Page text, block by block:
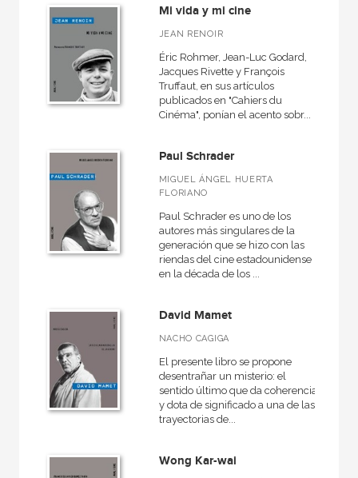
Mi vida y mi cine
JEAN RENOIR
Éric Rohmer, Jean-Luc Godard,
Jacques Rivette y François
Truffaut, en sus artículos
publicados en "Cahiers du
Cinéma", ponían el acento sobr...
Paul Schrader
MIGUEL ÁNGEL HUERTA
FLORIANO
Paul Schrader es uno de los
autores más singulares de la
generación que se hizo con las
riendas del cine estadounidense
en la década de los ...
David Mamet
NACHO CAGIGA
El presente libro se propone
desentrañar un misterio: el
sentido último que da coherencia
y dota de significado a una de las
trayectorias de...
Wong Kar-wai